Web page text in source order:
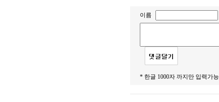
이름
* 한글 1000자 까지만 입력가